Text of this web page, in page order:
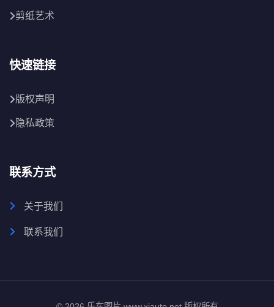
剪纸艺术
快速链接
版权声明
隐私政策
联系方式
关于我们
联系我们